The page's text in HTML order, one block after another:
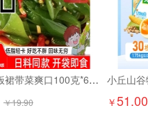
即食下饭裙带菜爽口100克*6袋9.9元精选大连海藻 日料店同款！
￥19.90
￥51.00